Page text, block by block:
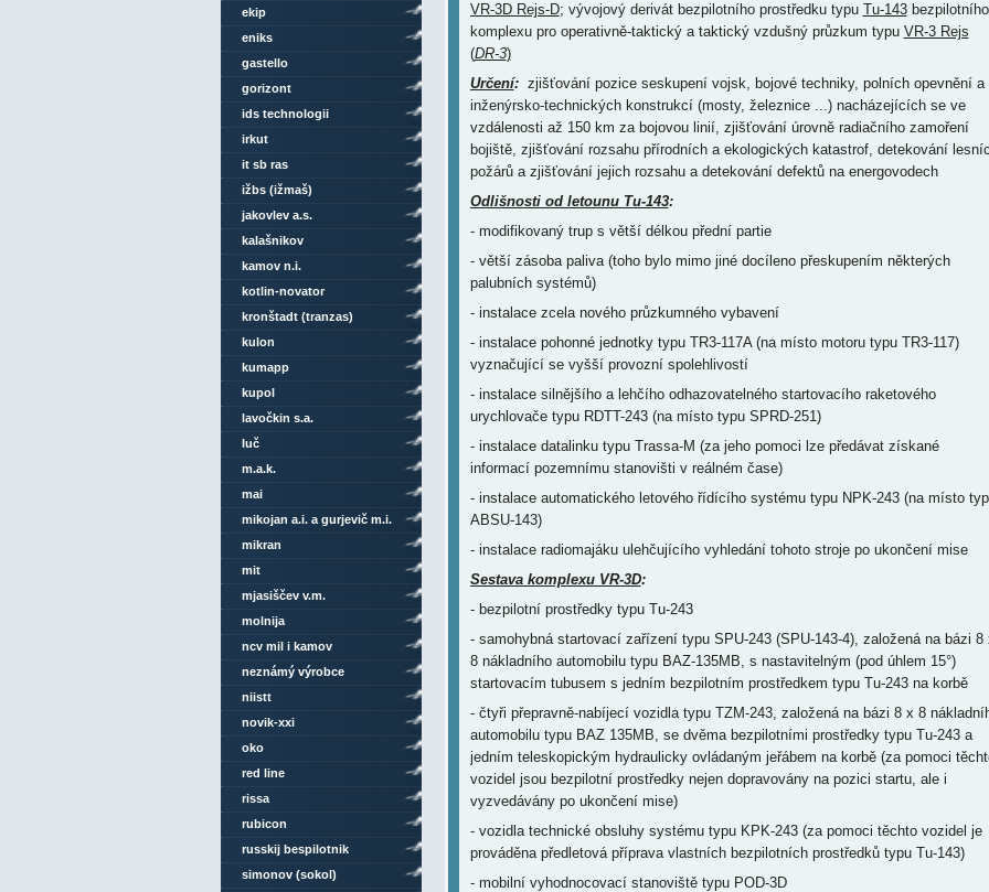
VR-3D Rejs-D; vývojový derivát bezpilotního prostředku typu Tu-143bezpilotního
komplexu pro operativně-taktický a taktický vzdušný průzkum typu VR-3 Rejs
(DR-3)
Určení:zjišťování pozice seskupení vojsk, bojové techniky, polních opevnění a
inženýrsko-technických konstrukcí (mosty, železnice ...) nacházejících se ve
vzdálenosti až 150 km za bojovou linií, zjišťování úrovně radiačního zamoření
bojiště, zjišťování rozsahu přírodních a ekologických katastrof, detekování
požárů a zjišťování jejich rozsahu a detekování defektů na energovodech
Odlišnosti od letounu Tu-143:
- modifikovaný trup s větší délkou přední partie
- větší zásoba paliva (toho bylo mimo jiné docíleno přeskupením některých
palubních systémů)
- instalace zcela nového průzkumného vybavení
- instalace pohonné jednotky typu TR3-117A (na místo motoru typu TR3-117)
vyznačující se vyšší provozní spolehlivostí
- instalace silnějšího a lehčího odhazovatelného startovacího raketového
urychlovače typu RDTT-243 (na místo typu SPRD-251)
- instalace datalinku typu Trassa-M (za jeho pomoci lze předávat získané
informací pozemnímu stanovišti v reálném čase)
- instalace automatického letového řídícího systému typu NPK-243 (na místo
ABSU-143)
- instalace radiomajáku ulehčujícího vyhledání tohoto stroje po ukončení mise
Sestava komplexu VR-3D:
- bezpilotní prostředky typu Tu-243
- samohybná startovací zařízení typu SPU-243 (SPU-143-4), založená na bázi 8
8 nákladního automobilu typu BAZ-135MB, s nastavitelným (pod úhlem 15°)
startovacím tubusem s jedním bezpilotním prostředkem typu Tu-243 na korbě
- čtyři přepravně-nabíjecí vozidla typu TZM-243, založená na bázi 8 x 8
automobilu typu BAZ 135MB, se dvěma bezpilotními prostředky typu Tu-243 a
jedním teleskopickým hydraulicky ovládaným jeřábem na korbě (za pomoci
vozidel jsou bezpilotní prostředky nejen dopravovány na pozici startu, ale i
vyzvedávány po ukončení mise)
- vozidla technické obsluhy systému typu KPK-243 (za pomoci těchto vozidel je
prováděna předletová příprava vlastních bezpilotních prostředků typu Tu-143)
- mobilní vyhodnocovací stanoviště typu POD-3D
ekip
eniks
gastello
gorizont
ids technologii
irkut
it sb ras
ižbs (ižmaš)
jakovlev a.s.
kalašnikov
kamov n.i.
kotlin-novator
kronštadt (tranzas)
kulon
kumapp
kupol
lavočkin s.a.
luč
m.a.k.
mai
mikojan a.i. a gurjevič m.i.
mikran
mit
mjasiščev v.m.
molnija
ncv mil i kamov
neznámý výrobce
niistt
novik-xxi
oko
red line
rissa
rubicon
russkij bespilotnik
simonov (sokol)